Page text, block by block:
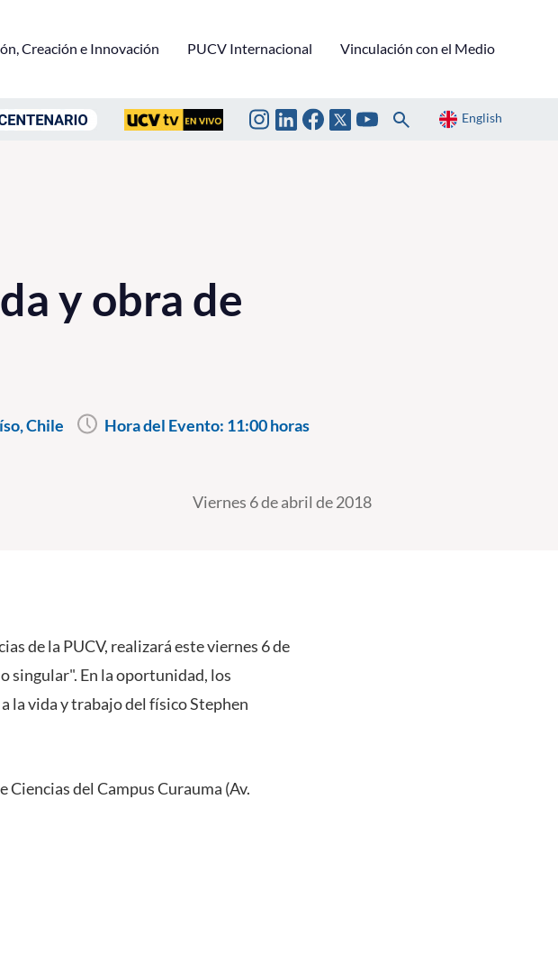
Creación e Innovación PUCV Internacional Vinculación con el Medio
English
y obra de
Chile Hora del Evento: 11:00 horas
Viernes 6 de abril de 2018
de la PUCV, realizará este viernes 6 de
singular". En la oportunidad, los
la vida y trabajo del físico Stephen
del Campus Curauma (Av.